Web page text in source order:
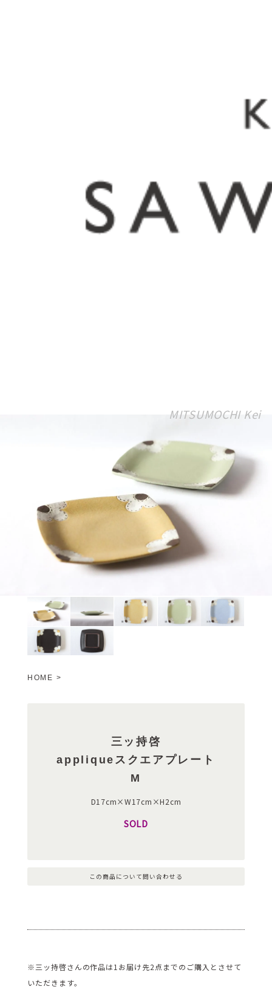
MITSUMOCHI Kei
HOME >
三ッ持啓
appliqueスクエアプレート
M
D17cm×W17cm×H2cm
SOLD
この商品について問い合わせる
※三ッ持啓さんの作品は1お届け先2点までのご購入とさせて
いただきます。